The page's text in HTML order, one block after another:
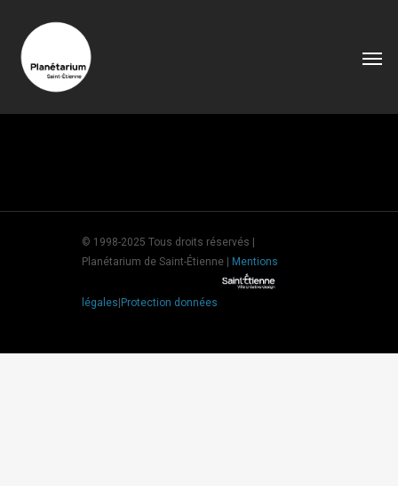
© 1998-2025 Tous droits réservés |
Planétarium de Saint-Étienne |
Mentions
légales|Protection données